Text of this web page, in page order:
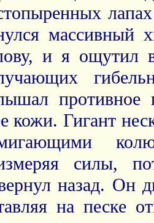
массивный
и я ощутил
противное
кожи. Гигант
силы,
назад. Он
на песке